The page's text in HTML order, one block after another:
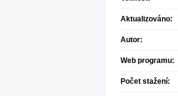
Aktualizováno:
Autor:
Web programu:
Počet stažení: